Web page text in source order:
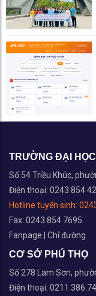
TRƯỜNG ĐẠI
Số 54 Triều Khúc,
Điện thoại: 0243.854
Hotline tuyển sinh:
Fax: 0243.854 7695
Fanpage
Chỉ đường
CƠ SỞ PHÚ THỌ
Số 278 Lam Sơn,
Điện thoại: